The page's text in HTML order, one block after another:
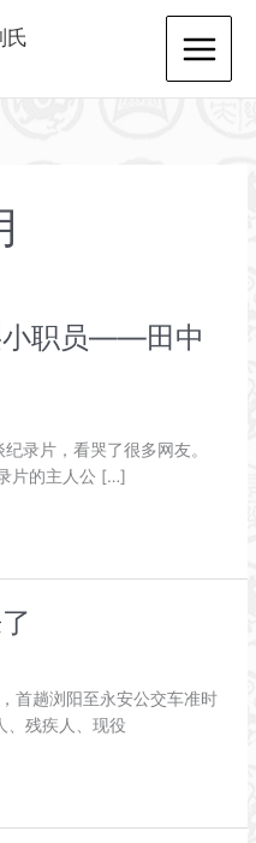
氏
小职员——田中
录片，看哭了很多网友。
片的主人公 […]
首趟浏阳至永安公交车准时
、残疾人、现役